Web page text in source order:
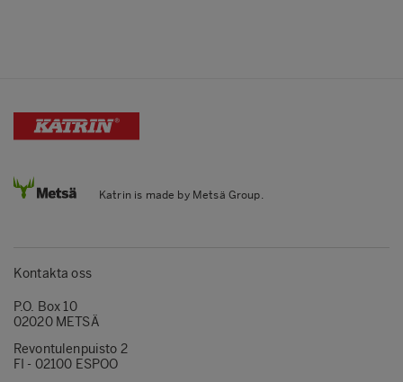
Katrin is made by Metsä Group.
Kontakta oss
P.O. Box 10
02020 METSÄ
Revontulenpuisto 2
FI - 02100 ESPOO